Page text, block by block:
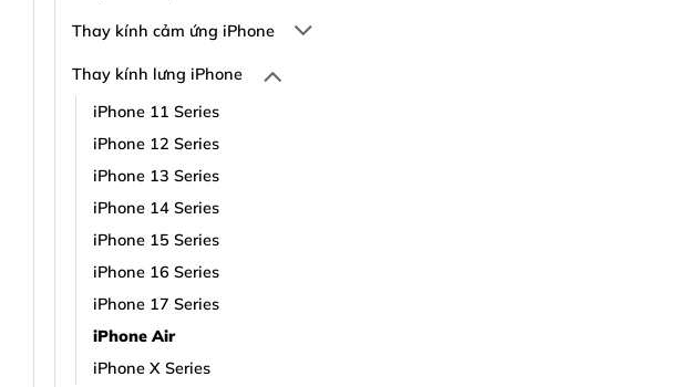
Thay kính cảm ứng iPhone
Thay kính lưng iPhone
iPhone 11 Series
iPhone 12 Series
iPhone 13 Series
iPhone 14 Series
iPhone 15 Series
iPhone 16 Series
iPhone 17 Series
iPhone Air
iPhone X Series